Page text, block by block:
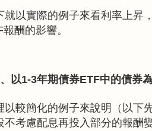
就以實際的例子來看利率上昇
報酬的影響。
以1-3年期債券ETF中的債券
以較簡化的例子來說明（以下
不考慮配息再投入部分的報酬變